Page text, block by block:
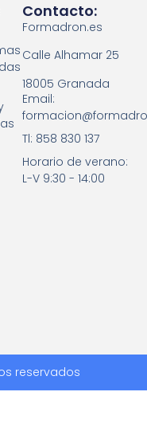
Contacto:
Formadron.es
Calle Alhamar 25
18005 Granada
Email:
Tl: 858 830 137
Horario de verano:
L-V 9:30 - 14:00
reservados